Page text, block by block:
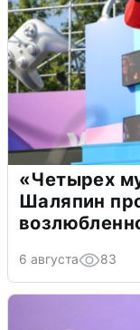
«Четырех
Шаляпин
6 августа 83